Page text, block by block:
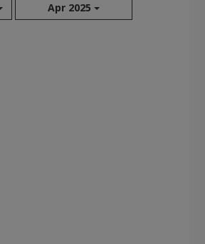
Apr 2025